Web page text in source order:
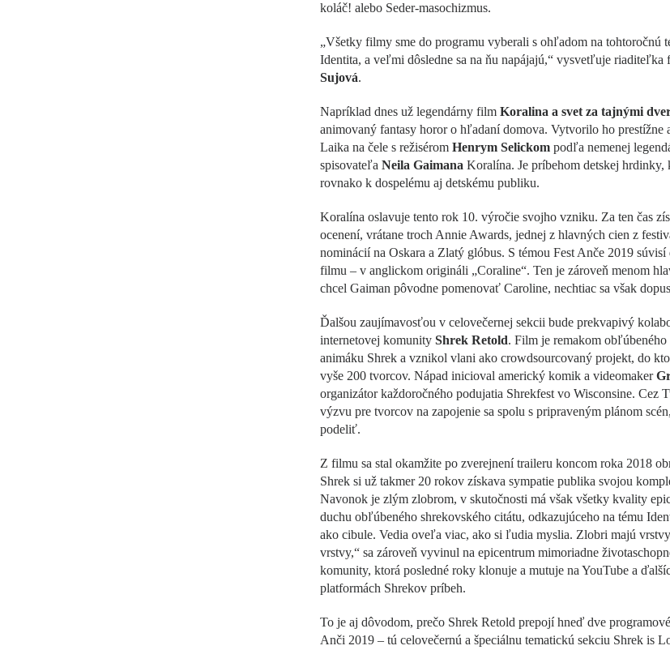
koláč! alebo Seder-masochizmus.
„Všetky filmy sme do programu vyberali s ohľadom na tohtoročnú
Identita, a veľmi dôsledne sa na ňu napájajú,“ vysvetľuje riaditeľka
Sujová.
Napríklad dnes už legendárny film Koralina a svet za tajnými
animovaný fantasy horor o hľadaní domova. Vytvorilo ho prestížne
Laika na čele s režisérom Henrym Selickompodľa nemenej
spisovateľa Neila Gaimana Koralína. Je príbehom detskej hrdinky,
rovnako k dospelému aj detskému publiku.
Koralína oslavuje tento rok 10. výročie svojho vzniku. Za ten čas
ocenení, vrátane troch Annie Awards, jednej z hlavných cien z
nominácií na Oskara a Zlatý glóbus. S témou Fest Anče 2019 súvisí
filmu – v anglickom origináli „Coraline“. Ten je zároveň menom
chcel Gaiman pôvodne pomenovať Caroline, nechtiac sa však
Ďalšou zaujímavosťou v celovečernej sekcii bude prekvapivý
internetovej komunity Shrek Retold. Film je remakom obľúbeného
animáku Shrek a vznikol vlani ako crowdsourcovaný projekt, do
vyše 200 tvorcov. Nápad inicioval americký komik a videomaker
organizátor každoročného podujatia Shrekfest vo Wisconsine. Cez
výzvu pre tvorcov na zapojenie sa spolu s pripraveným plánom
podeliť.
Z filmu sa stal okamžite po zverejnení traileru koncom roka 2018
Shrek si už takmer 20 rokov získava sympatie publika svojou
Navonok je zlým zlobrom, v skutočnosti má však všetky kvality
duchu obľúbeného shrekovského citátu, odkazujúceho na tému
ako cibule. Vedia oveľa viac, ako si ľudia myslia. Zlobri majú
vrstvy,“ sa zároveň vyvinul na epicentrum mimoriadne
komunity, ktorá posledné roky klonuje a mutuje na YouTube a
platformách Shrekov príbeh.
To je aj dôvodom, prečo Shrek Retold prepojí hneď dve
Anči 2019 – tú celovečernú a špeciálnu tematickú sekciu Shrek is